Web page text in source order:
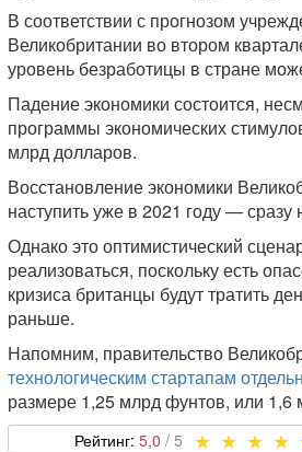
В соответствии с прогнозом
Великобритании во втором
уровень безработицы в стране
Падение экономики состоится,
программы экономических
млрд долларов.
Восстановление экономики
наступить уже в 2021 году — сразу
Однако это оптимистический
реализоваться, поскольку есть
кризиса британцы будут тратить
раньше.
Напомним, правительство
технологическим стартапам
размере 1,25 млрд фунтов, или 1,6
5,0